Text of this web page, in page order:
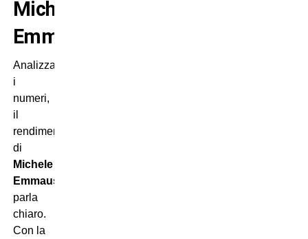
Michele
Emmausso
Analizzando
i
numeri,
il
rendimento
di
Michele
Emmausso
parla
chiaro.
Con la